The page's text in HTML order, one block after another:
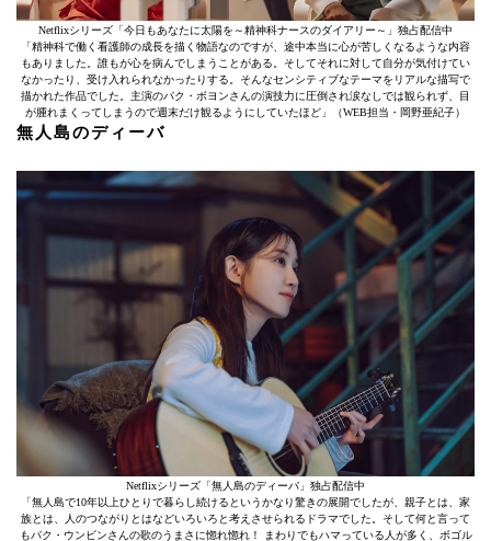
Netflixシリーズ「今日もあなたに太陽を～精神科ナースのダイアリー～」独占配信中
「精神科で働く看護師の成長を描く物語なのですが、途中本当に心が苦しくなるような内容
もありました。誰もが心を病んでしまうことがある。そしてそれに対して自分が気付けてい
なかったり、受け入れられなかったりする。そんなセンシティブなテーマをリアルな描写で
描かれた作品でした。主演のパク・ボヨンさんの演技力に圧倒され涙なしでは観られず、目
が腫れまくってしまうので週末だけ観るようにしていたほど」（WEB担当・岡野亜紀子）
無人島のディーバ
Netflixシリーズ「無人島のディーバ」独占配信中
「無人島で10年以上ひとりで暮らし続けるというかなり驚きの展開でしたが、親子とは、家
族とは、人のつながりとはなどいろいろと考えさせられるドラマでした。そして何と言って
もパク・ウンビンさんの歌のうまさに惚れ惚れ！ まわりでもハマっている人が多く、ボゴル